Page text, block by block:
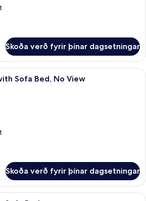
Skoða verð fyrir þínar dagsetningar
Öryggishólf í herbergi, skrifborð,
Sofa Bed, No View
Skoða verð fyrir þínar dagsetningar
Öryggishólf í herbergi, skrifborð,